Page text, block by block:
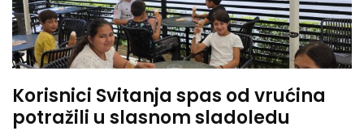
Korisnici Svitanja spas od vrućina
potražili u slasnom sladoledu